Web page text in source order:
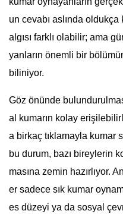
un cevabı aslında
algısı farklı olabilir; ama
yanların önemli bir
biliniyor.
Göz önünde
al kumarın kolay
a birkaç tıklamayla kumar
bu durum, bazı bireylerin
masına zemin hazırlıyor.
er sadece sık kumar
es düzeyi ya da sosyal